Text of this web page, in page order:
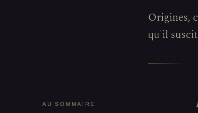
Origines,
qu'il
AU SOMMAIRE